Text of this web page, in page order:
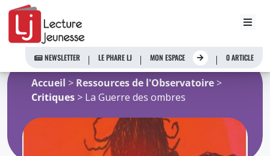
Aller
contenu
NEWSLETTER LE PHARE LJ MON ESPACE 0 ARTICLE
Accueil > Ressources de l'Observatoire >
Critiques > La Guerre des ombres